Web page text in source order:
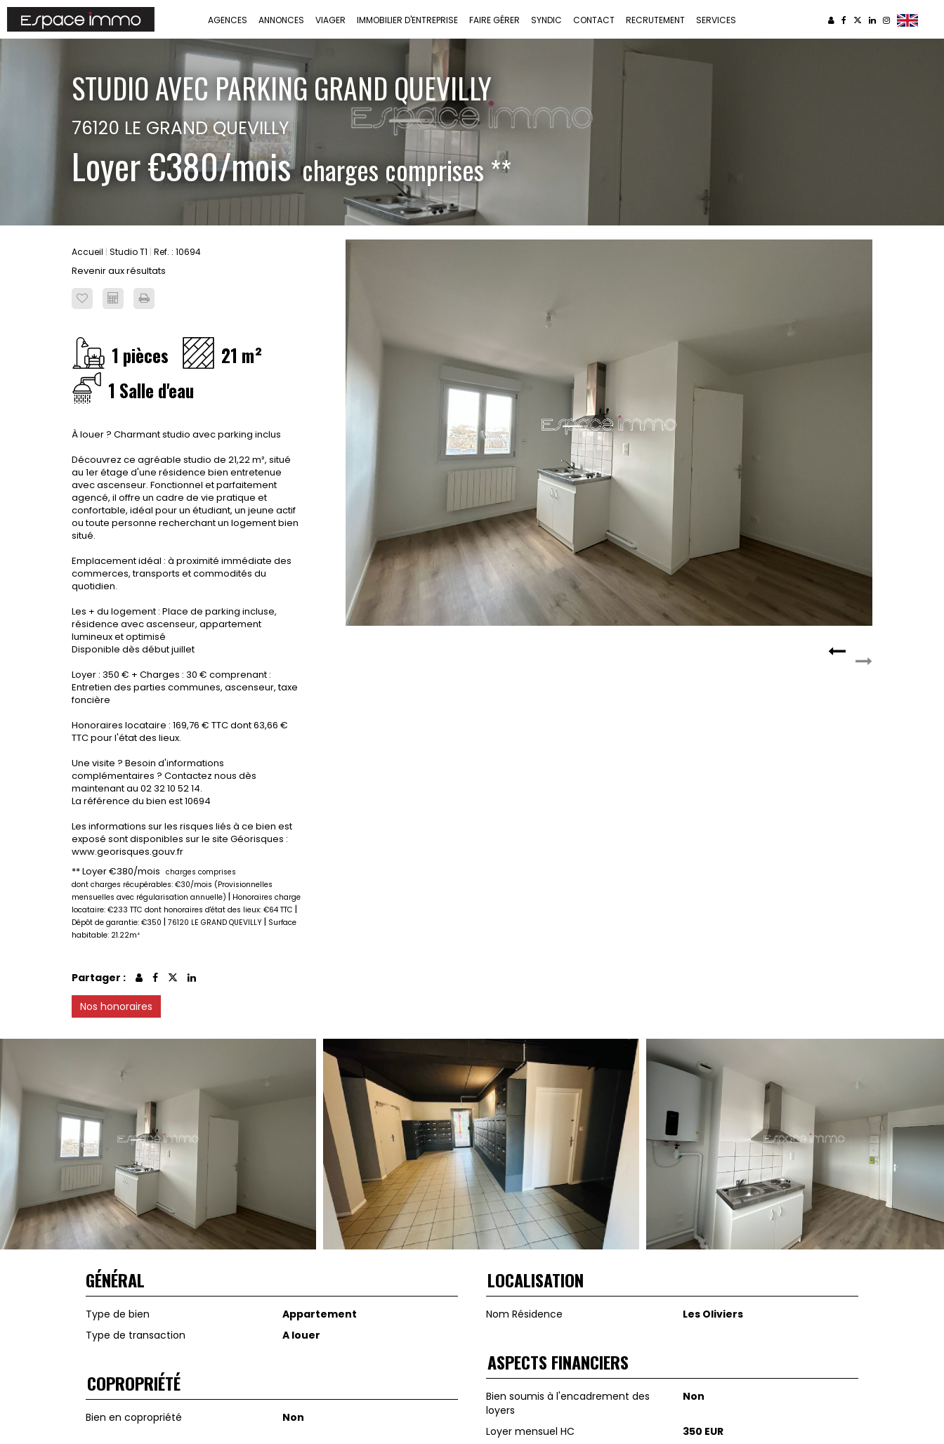
AGENCES ANNONCES VIAGER IMMOBILIER D'ENTREPRISE FAIRE GÉRER SYNDIC CONTACT RECRUTEMENT SERVICES
STUDIO AVEC PARKING GRAND QUEVILLY
76120 LE GRAND QUEVILLY
Loyer €380/mois charges comprises **
Accueil Studio T1 Ref. : 10694
Revenir aux résultats
1 pièces
21 m²
1 Salle d'eau
À louer ? Charmant studio avec parking inclus
Découvrez ce agréable studio de 21,22 m², situé
au 1er étage d'une résidence bien entretenue
avec ascenseur. Fonctionnel et parfaitement
agencé, il offre un cadre de vie pratique et
confortable, idéal pour un étudiant, un jeune actif
ou toute personne recherchant un logement bien
situé.
Emplacement idéal : à proximité immédiate des
commerces, transports et commodités du
quotidien.
Les + du logement : Place de parking incluse,
résidence avec ascenseur, appartement
lumineux et optimisé
Disponible dès début juillet
Loyer : 350 € + Charges : 30 € comprenant :
Entretien des parties communes, ascenseur, taxe
foncière
Honoraires locataire : 169,76 € TTC dont 63,66 €
TTC pour l'état des lieux.
Une visite ? Besoin d'informations
complémentaires ? Contactez nous dès
maintenant au 02 32 10 52 14.
La référence du bien est 10694
Les informations sur les risques liés à ce bien est
exposé sont disponibles sur le site Géorisques :
www.georisques.gouv.fr
**Loyer €380/mois charges comprises
dont charges récupérables: €30/mois (Provisionnelles
mensuelles avec régularisation annuelle) | Honoraires charge
locataire: €233 TTC dont honoraires d'état des lieux: €64 TTC |
Dépôt de garantie: €350 | 76120 LE GRAND QUEVILLY | Surface
habitable: 21.22m²
Partager :
Nos honoraires
GÉNÉRAL
Type de bien
Appartement
Type de transaction
A louer
LOCALISATION
Nom Résidence Les Oliviers
ASPECTS FINANCIERS
Bien soumis à l'encadrement des
loyers
Non
Loyer mensuel HC
350 EUR
COPROPRIÉTÉ
Bien en copropriété Non